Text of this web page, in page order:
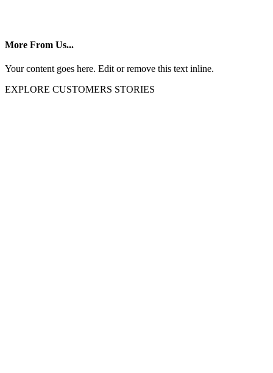
More From Us...
Your content goes here. Edit or remove this text inline.
EXPLORE CUSTOMERS STORIES